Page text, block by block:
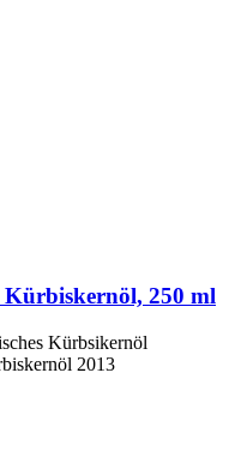
Kürbiskernöl, 250 ml
Kürbsikernöl
2013